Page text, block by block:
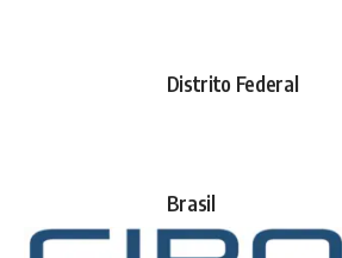
Distrito Federal
Brasil